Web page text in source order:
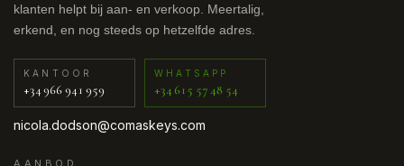
klanten helpt bij aan- en verkoop. Meertalig,
erkend, en nog steeds op hetzelfde adres.
KANTOOR
+34 966 941 959
WHATSAPP
+34 615 57 48 54
nicola.dodson@comaskeys.com
AANBOD